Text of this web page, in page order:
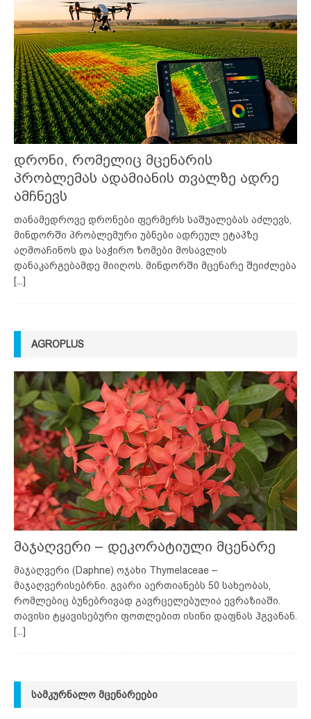
დრონი, რომელიც მცენარის
პრობლემას ადამიანის თვალზე ადრე
ამჩნევს
თანამედროვე დრონები ფერმერს საშუალებას აძლევს,
მინდორში პრობლემური უბნები ადრეულ ეტაპზე
აღმოაჩინოს და საჭირო ზომები მოსავლის
დანაკარგებამდე მიიღოს. მინდორში მცენარე შეიძლება
[...]
AGROPLUS
მაჯაღვერი – დეკორატიული მცენარე
მაჯაღვერი (Daphne) ოჯახი Thymelaceae –
მაჯაღვერისებრნი. გვარი აერთიანებს 50 სახეობას,
რომლებიც ბუნებრივად გავრცელებულია ევრაზიაში.
თავისი ტყავისებური ფოთლებით ისინი დაფნას ჰგვანან.
[...]
ᲡᲐᲛᲙᲣᲠᲜᲐᲚᲝ ᲛᲪᲔᲜᲐᲠᲔᲔᲑᲘ